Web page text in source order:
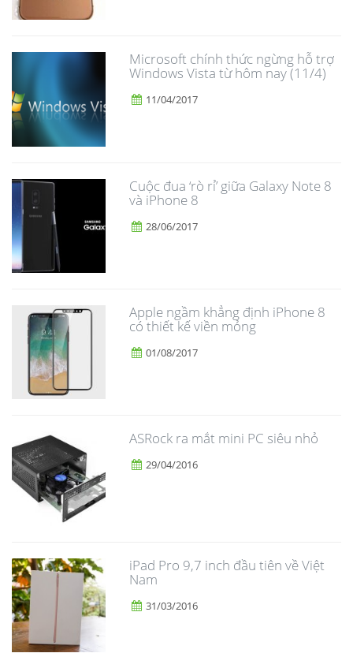
Microsoft chính thức ngừng hỗ trợ
Windows Vista từ hôm nay (11/4)
11/04/2017
​Cuộc đua ‘rò rỉ’ giữa Galaxy Note 8
và iPhone 8
28/06/2017
Apple ngầm khẳng định iPhone 8
có thiết kế viền mỏng
01/08/2017
ASRock ra mắt mini PC siêu nhỏ
29/04/2016
iPad Pro 9,7 inch đầu tiên về Việt
Nam
31/03/2016